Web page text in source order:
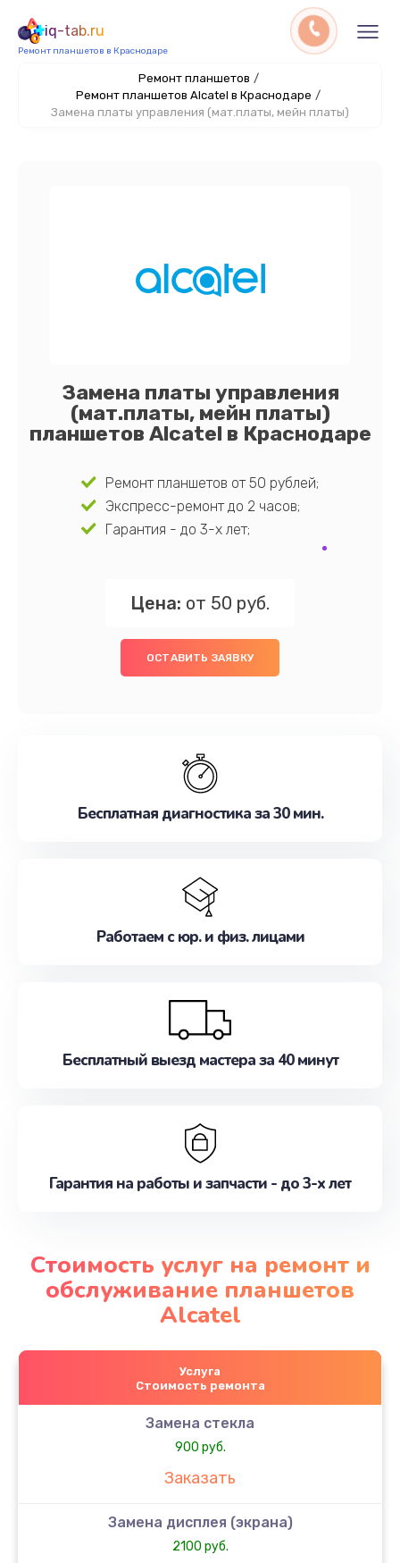
iq-tab.ru
Ремонт планшетов в Краснодаре
Ремонт планшетов /
Ремонт планшетов Alcatel в Краснодаре /
Замена платы управления (мат.платы, мейн платы)
Замена платы управления
(мат.платы, мейн платы)
планшетов Alcatel в Краснодаре
Ремонт планшетов от 50 рублей;
Экспресс-ремонт до 2 часов;
Гарантия - до 3-х лет;
Цена: от 50 руб.
ОСТАВИТЬ ЗАЯВКУ
Бесплатная диагностика за 30 мин.
Работаем с юр. и физ. лицами
Бесплатный выезд мастера за 40 минут
Гарантия на работы и запчасти - до 3-х лет
Стоимость услуг на ремонт и
обслуживание планшетов
Alcatel
Услуга
Стоимость ремонта
Замена стекла
900 руб.
Заказать
Замена дисплея (экрана)
2100 руб.